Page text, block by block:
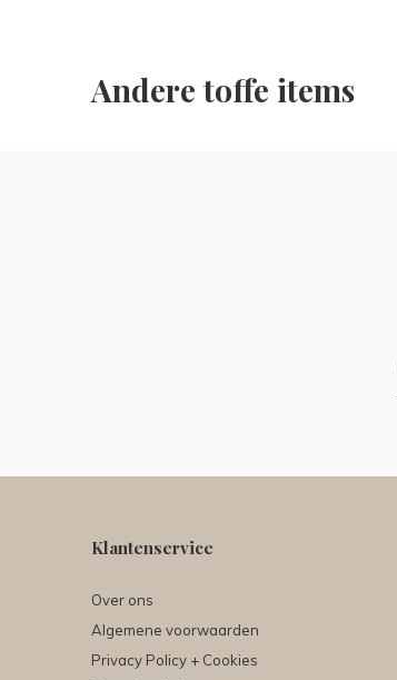
Andere toffe items
Klantenservice
Over ons
Algemene voorwaarden
Privacy Policy + Cookies